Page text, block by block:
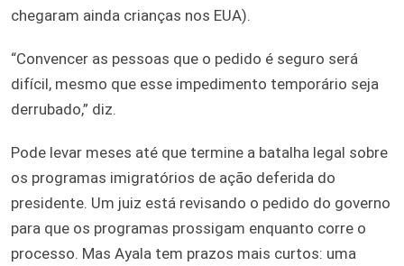
chegaram ainda crianças nos EUA).
“Convencer as pessoas que o pedido é seguro será
difícil, mesmo que esse impedimento temporário seja
derrubado,” diz.
Pode levar meses até que termine a batalha legal sobre
os programas imigratórios de ação deferida do
presidente. Um juiz está revisando o pedido do governo
para que os programas prossigam enquanto corre o
processo. Mas Ayala tem prazos mais curtos: uma